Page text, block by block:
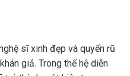
sĩ xinh đẹp và quyến rũ
giả. Trong thế hệ diễn